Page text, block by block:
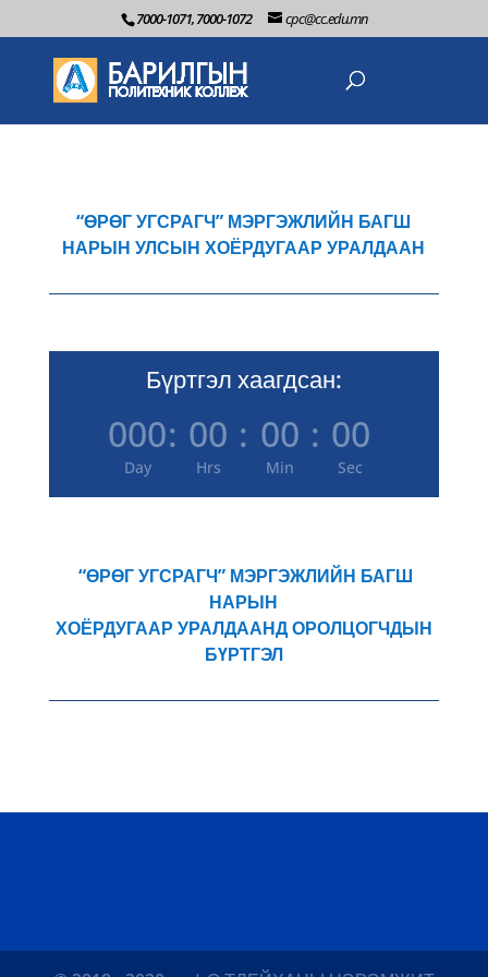
7000-1071, 7000-1072 cpc@cc.edu.mn
“ӨРӨГ УГСРАГЧ” МЭРГЭЖЛИЙН БАГШ
НАРЫН УЛСЫН ХОЁРДУГААР УРАЛДААН
Бүртгэл хаагдсан:
000
Day
: 00
Hrs
: 00
Min
: 00
Sec
“ӨРӨГ УГСРАГЧ” МЭРГЭЖЛИЙН БАГШ
НАРЫН
ХОЁРДУГААР УРАЛДААНД ОРОЛЦОГЧДЫН
БҮРТГЭЛ